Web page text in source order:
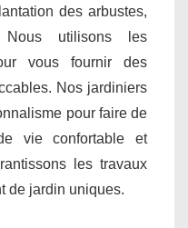
des arbustes,
utilisons les
vous fournir des
Nos jardiniers
pour faire de
vie confortable et
les travaux
de jardin uniques.